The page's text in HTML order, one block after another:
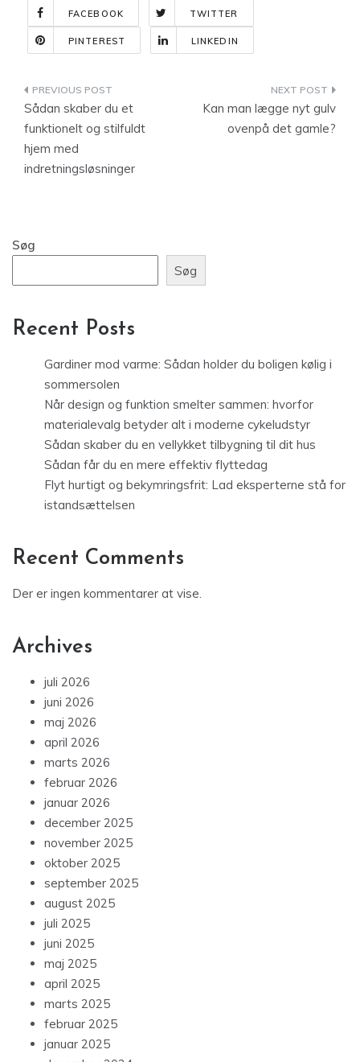
FACEBOOK TWITTER
PINTEREST LINKEDIN
Indlægsnavigation
Sådan skaber du et
funktionelt og stilfuldt
hjem med
indretningsløsninger
Kan man lægge nyt gulv
ovenpå det gamle?
Søg
Søg
Recent Posts
Gardiner mod varme: Sådan holder du boligen kølig i
sommersolen
Når design og funktion smelter sammen: hvorfor
materialevalg betyder alt i moderne cykeludstyr
Sådan skaber du en vellykket tilbygning til dit hus
Sådan får du en mere effektiv flyttedag
Flyt hurtigt og bekymringsfrit: Lad eksperterne stå for
istandsættelsen
Recent Comments
Der er ingen kommentarer at vise.
Archives
juli 2026
juni 2026
maj 2026
april 2026
marts 2026
februar 2026
januar 2026
december 2025
november 2025
oktober 2025
september 2025
august 2025
juli 2025
juni 2025
maj 2025
april 2025
marts 2025
februar 2025
januar 2025